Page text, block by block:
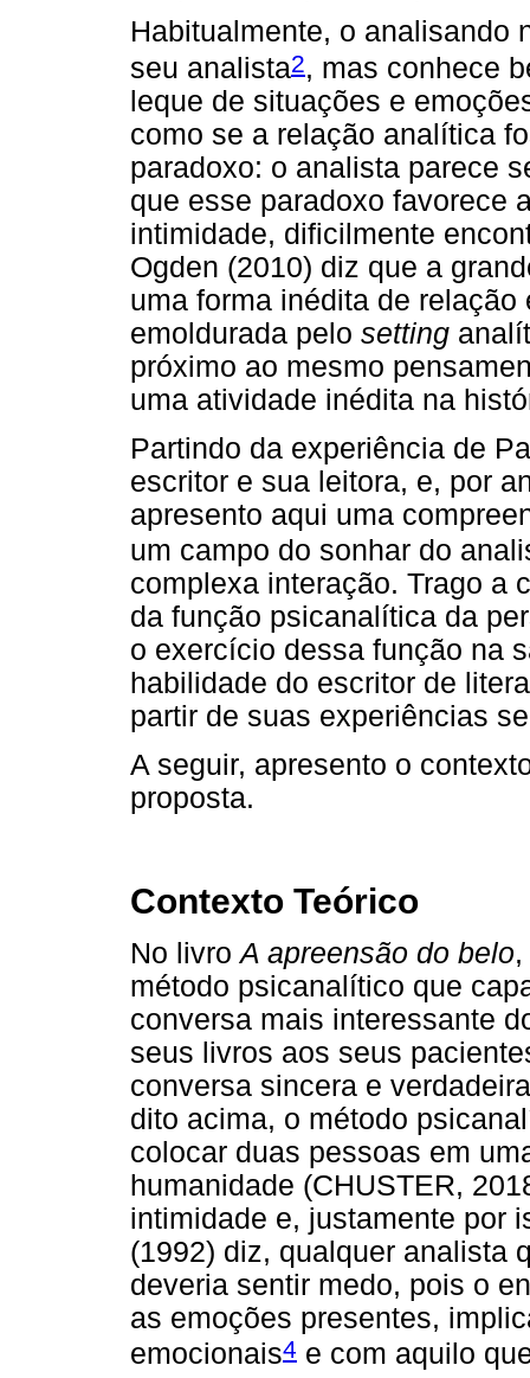
Habitualmente, o analisando
seu analista2, mas conhece
leque de situações e
como se a relação analítica
paradoxo: o analista parece
que esse paradoxo favorece
intimidade, dificilmente
Ogden (2010) diz que a
uma forma inédita de
emoldurada pelo setting
próximo ao mesmo
uma atividade inédita na
Partindo da experiência de
escritor e sua leitora, e, por
apresento aqui uma
um campo do sonhar do
complexa interação. Trago a
da função psicanalítica da
o exercício dessa função na
habilidade do escritor de
partir de suas experiências
A seguir, apresento o
proposta.
Contexto Teórico
No livroA apreensão do belo
método psicanalítico que
conversa mais interessante
seus livros aos seus
conversa sincera e
dito acima, o método
colocar duas pessoas em
humanidade (CHUSTER,
intimidade e, justamente por
(1992) diz, qualquer analista
deveria sentir medo, pois o
as emoções presentes,
emocionais4 e com aquilo